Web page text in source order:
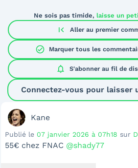
Ne sois pas timide, laisse un
first_page Aller au premier
check_circle Marquer tous les
notifications S'abonner au fil de
Connectez-vous pour laisser
Kane
Publié le 07 janvier 2026 à 07h18 sur
55€ chez FNAC @shady77